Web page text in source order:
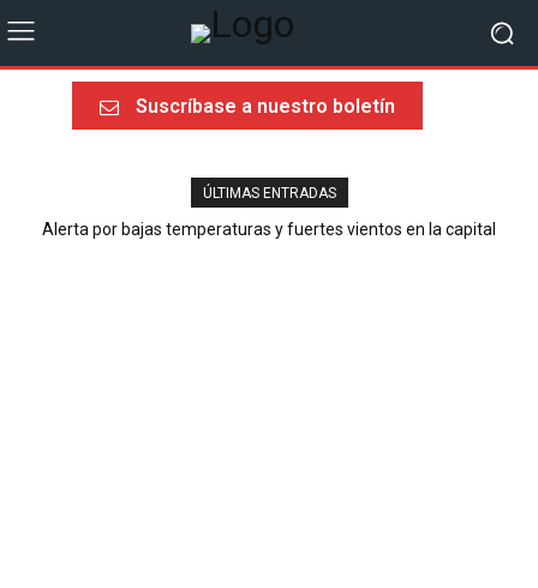
Suscríbase a nuestro boletín
ÚLTIMAS ENTRADAS
Alerta por bajas temperaturas y fuertes vientos en la capital
Última llamada rumbo al Mundial 2026: sorpresas, heroísmos y